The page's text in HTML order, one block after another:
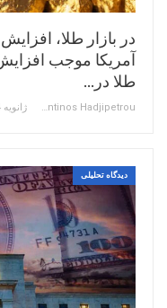
در بازار طلا،
آمریکا موجب
طلا در…
Constantinos Hadjipetrou ژانویه 4, 2024
دیدگاه تحلیلی